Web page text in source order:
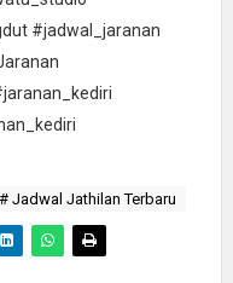
#jadwal_jaranan
# Jadwal Jathilan Terbaru